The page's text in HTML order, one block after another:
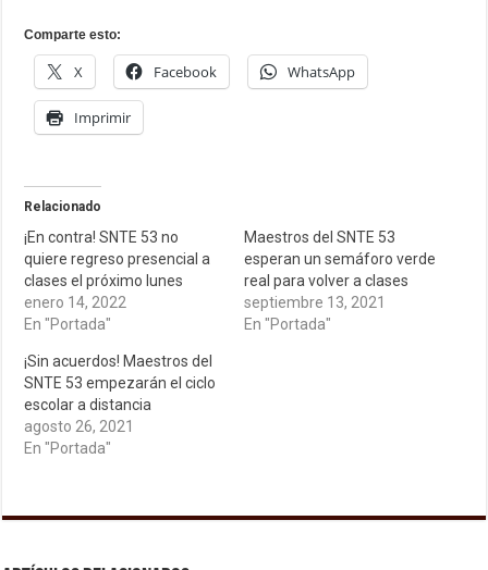
Comparte esto:
X Facebook WhatsApp
Imprimir
Relacionado
¡En contra! SNTE 53 no
quiere regreso presencial a
clases el próximo lunes
enero 14, 2022
En "Portada"
Maestros del SNTE 53
esperan un semáforo verde
real para volver a clases
septiembre 13, 2021
En "Portada"
¡Sin acuerdos! Maestros del
SNTE 53 empezarán el ciclo
escolar a distancia
agosto 26, 2021
En "Portada"